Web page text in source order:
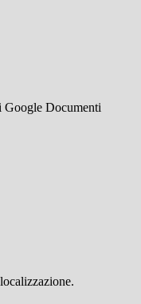
Google Documenti